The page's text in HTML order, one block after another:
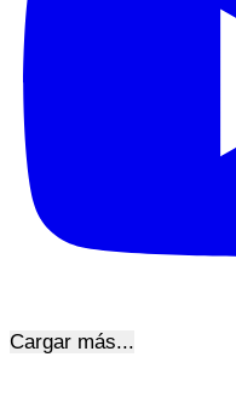
Cargar más...